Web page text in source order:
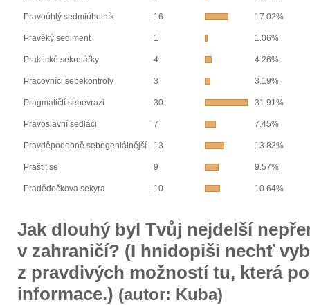
Pravoúhlý sedmiúhelník 16 17.02%
Pravěký sediment 1 1.06%
Praktické sekretářky 4 4.26%
Pracovníci sebekontroly 3 3.19%
Pragmatičtí sebevrazi 30 31.91%
Pravoslavní sedláci 7 7.45%
Pravděpodobně sebegeniálnější 13 13.83%
Praštit se 9 9.57%
Pradědečkova sekyra 10 10.64%
Jak dlouhý byl Tvůj nejdelší
v zahraničí? (I hnidopiši nechť
z pravdivých možností tu, která
informace.) (autor: Kuba)